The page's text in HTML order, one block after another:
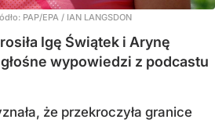
PAP/EPA / IAN LANGSDON
Igę Świątek i Arynę
wypowiedzi z podcastu
że przekroczyła granice